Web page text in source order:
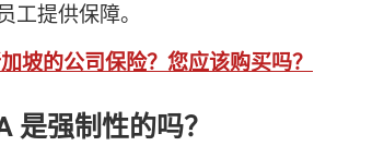
工提供保障。
坡的公司保险？您应该购买吗？
是强制性的吗？
much?
#1question we get asked when it